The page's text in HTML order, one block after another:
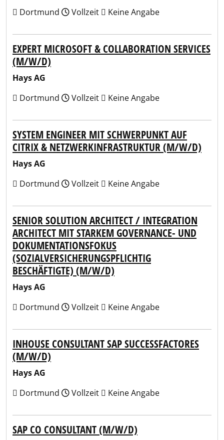
Dortmund
Vollzeit Keine Angabe
EXPERT MICROSOFT & COLLABORATION SERVICES
(M/W/D)
Hays AG
Dortmund
Vollzeit Keine Angabe
SYSTEM ENGINEER MIT SCHWERPUNKT AUF
CITRIX & NETZWERKINFRASTRUKTUR (M/W/D)
Hays AG
Dortmund
Vollzeit Keine Angabe
SENIOR SOLUTION ARCHITECT / INTEGRATION
ARCHITECT MIT STARKEM GOVERNANCE- UND
DOKUMENTATIONSFOKUS
(SOZIALVERSICHERUNGSPFLICHTIG
BESCHÄFTIGTE) (M/W/D)
Hays AG
Dortmund
Vollzeit Keine Angabe
INHOUSE CONSULTANT SAP SUCCESSFACTORES
(M/W/D)
Hays AG
Dortmund
Vollzeit Keine Angabe
SAP CO CONSULTANT (M/W/D)